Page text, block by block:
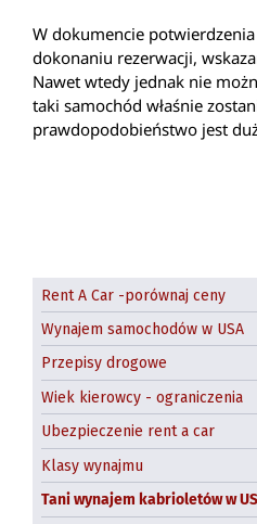
W dokumencie
dokonaniu rezerwacji,
Nawet wtedy jednak nie
taki samochód właśnie
prawdopodobieństwo jest
Rent A Car -porównaj ceny
Wynajem samochodów w USA
Przepisy drogowe
Wiek kierowcy - ograniczenia
Ubezpieczenie rent a car
Klasy wynajmu
SUV w USA
Duży SUV
Wynajem minivanów
Tani wynajem kabrioletów w